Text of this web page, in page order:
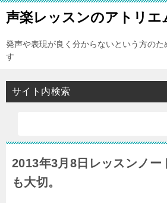
声楽レッスンのアトリエ
発声や表現が良く分からないという方のた
す
サイト内検索
2013年3月8日レッスンノ
も大切。